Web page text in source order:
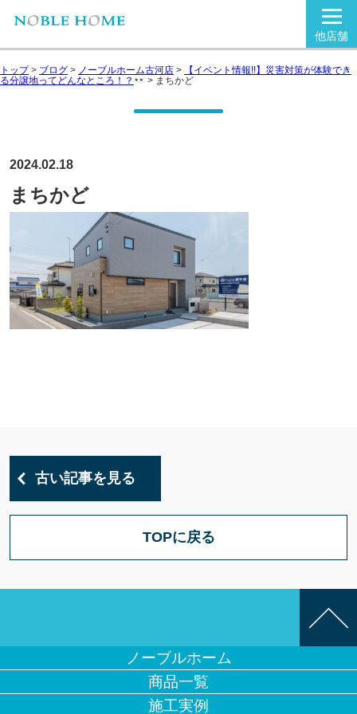
他店舗
トップ> ブログ > ノーブルホーム古河店 >
【イベント情報!!】災害対策が体験でき
る分譲地ってどんなところ！？
> まちかど
2024.02.18
まちかど
古い記事を見る
TOPに戻る
ノーブルホーム
商品一覧
施工実例